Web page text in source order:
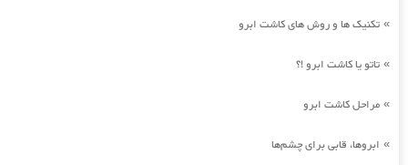
» تکنیک ها و روش های کاشت ابرو
» تاتو یا کاشت ابرو !؟
» مراحل کاشت ابرو
» ابروها، قابی برای چشم‌ها